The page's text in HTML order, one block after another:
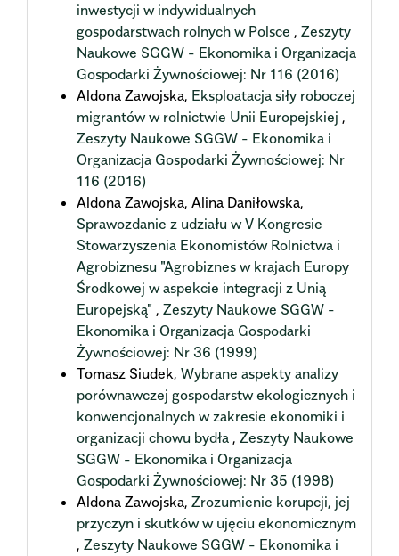
inwestycji w indywidualnych
gospodarstwach rolnych w Polsce , Zeszyty
Naukowe SGGW - Ekonomika i Organizacja
Gospodarki Żywnościowej: Nr 116 (2016)
Aldona Zawojska, Eksploatacja siły roboczej
migrantów w rolnictwie Unii Europejskiej ,
Zeszyty Naukowe SGGW - Ekonomika i
Organizacja Gospodarki Żywnościowej: Nr
116 (2016)
Aldona Zawojska, Alina Daniłowska,
Sprawozdanie z udziału w V Kongresie
Stowarzyszenia Ekonomistów Rolnictwa i
Agrobiznesu "Agrobiznes w krajach Europy
Środkowej w aspekcie integracji z Unią
Europejską" , Zeszyty Naukowe SGGW -
Ekonomika i Organizacja Gospodarki
Żywnościowej: Nr 36 (1999)
Tomasz Siudek, Wybrane aspekty analizy
porównawczej gospodarstw ekologicznych i
konwencjonalnych w zakresie ekonomiki i
organizacji chowu bydła , Zeszyty Naukowe
SGGW - Ekonomika i Organizacja
Gospodarki Żywnościowej: Nr 35 (1998)
Aldona Zawojska, Zrozumienie korupcji, jej
przyczyn i skutków w ujęciu ekonomicznym
, Zeszyty Naukowe SGGW - Ekonomika i